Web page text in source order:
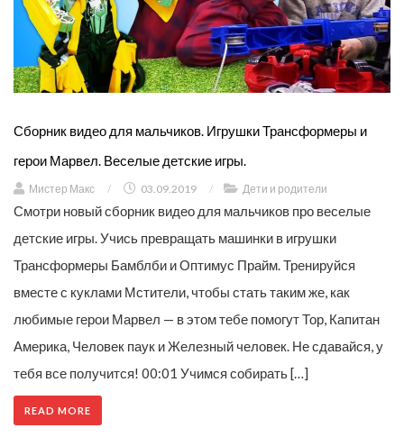
Сборник видео для мальчиков. Игрушки Трансформеры и
герои Марвел. Веселые детские игры.
Мистер Макс / 03.09.2019 / Дети и родители
Смотри новый сборник видео для мальчиков про веселые
детские игры. Учись превращать машинки в игрушки
Трансформеры Бамблби и Оптимус Прайм. Тренируйся
вместе с куклами Мстители, чтобы стать таким же, как
любимые герои Марвел — в этом тебе помогут Тор, Капитан
Америка, Человек паук и Железный человек. Не сдавайся, у
тебя все получится! 00:01 Учимся собирать […]
READ MORE